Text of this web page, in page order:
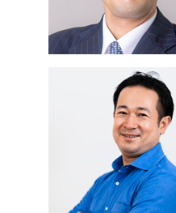
トレジャ
Director
山森康平